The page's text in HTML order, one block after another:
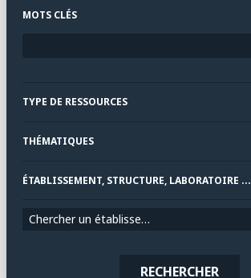
MOTS CLÉS
TYPE DE RESSOURCES
THÉMATIQUES
ÉTABLISSEMENT, STRUCTURE, LABORATOIRE ...
Chercher un établissement
RECHERCHER